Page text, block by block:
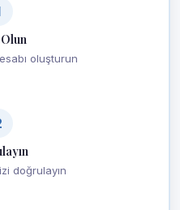
Olun
oluşturun
doğrulayın